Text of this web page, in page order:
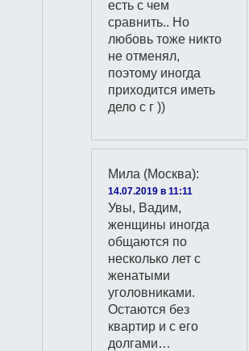
есть с чем
сравнить.. Но
любовь тоже никто
не отменял,
поэтому иногда
приходится иметь
дело с г ))
Мила (Москва):
14.07.2019 в 11:11
Увы, Вадим,
женщины иногда
общаются по
несколько лет с
женатыми
уголовниками.
Остаются без
квартир и с его
долгами…